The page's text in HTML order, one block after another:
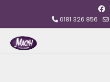
0181 326 856